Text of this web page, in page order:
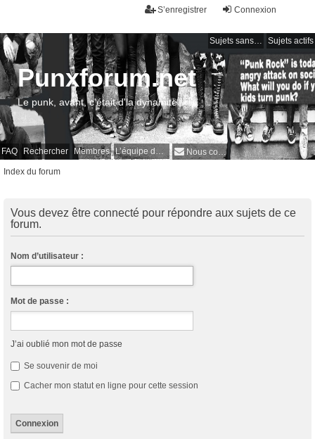
Connexion
S’enregistrer
Sujets sans réponse Sujets actifs
FAQ Rechercher Membres L’équipe du forum Nous contacter
Punxforum.net
Le punk, avant, c'était d'la dynamite !
Index du forum
Vous devez être connecté pour répondre aux sujets de ce
forum.
Nom d’utilisateur :
Mot de passe :
J’ai oublié mon mot de passe
Se souvenir de moi
Cacher mon statut en ligne pour cette session